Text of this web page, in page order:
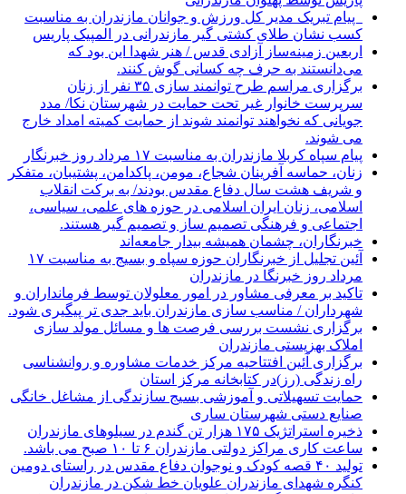
‍ ‍ پیام تبریک مدیر کل ورزش و جوانان مازندران به مناسبت
کسب نشان طلای کشتی گیر مازندرانی در المپیک پاریس
اربعین زمینه‌ساز آزادی قدس / هنر شهدا این بود که
می‌دانستند به حرف چه کسانی گوش کنند.
برگزاری مراسم طرح توانمند سازی ۳۵ نفر از زنان
سرپرست خانوار غیر تحت حمایت در شهرستان نکا/ مدد
جویانی که نخواهند توانمند شوند از حمایت کمیته امداد خارج
می شوند.
پیام سپاه کربلا مازندران به مناسبت ۱۷ مرداد روز خبرنگار
زنان، حماسه آفرینان شجاع، مومن، پاکدامن، پشتیبان، متفکر
و شریف هشت سال دفاع مقدس بودند/ به برکت انقلاب
اسلامی، زنان ایران اسلامی در حوزه های علمی، سیاسی،
اجتماعی و فرهنگی تصمیم ساز و تصمیم گیر هستند.
خبرنگاران، چشمان همیشه بیدار جامعه‌اند
آئین تجلیل از خبرنگاران حوزه سپاه و بسیج به مناسبت ۱۷
مرداد روز خبرنگا در مازندران
تاکید بر معرفی مشاور در امور معلولان توسط فرمانداران و
شهرداران / مناسب سازی مازندران باید جدی تر پیگیری شود.
برگزاری نشست بررسی فرصت ها و مسائل مولد سازی
املاک بهزیستی مازندران
برگزاری آئین افتتاحیه مرکز خدمات مشاوره و روانشناسی
راه زندگی (رز)در کتابخانه مرکز استان
حمایت تسهیلاتی و آموزشی بسیج سازندگی از مشاغل خانگی
صنایع دستی شهرستان ساری
ذخیره استراتژیک ۱۷۵ هزار تن گندم در سیلوهای مازندران
ساعت کاری مراکز دولتی مازندران ۶ تا ۱۰ صبح می باشد.
تولید ۴۰ قصه کودک و نوجوان دفاع مقدس در راستای دومین
کنگره شهدای مازندران علویان خط شکن در مازندران